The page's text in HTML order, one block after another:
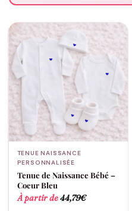
TENUE NAISSANCE
PERSONNALISÉE
Tenue de Naissance Bébé –
Coeur Bleu
À partir de44,79€